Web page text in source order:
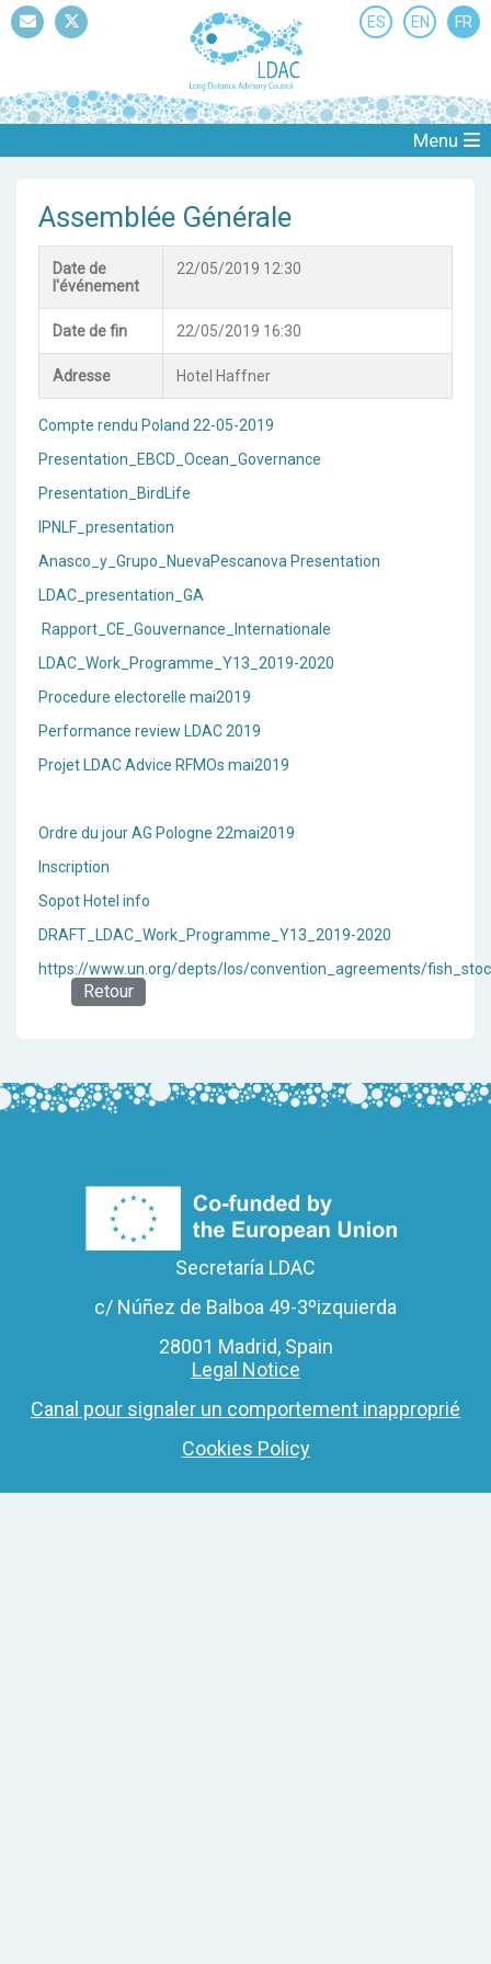
ES EN FR
Menu
Assemblée Générale
Compte rendu Poland 22-05-2019
Presentation_EBCD_Ocean_Governance
Presentation_BirdLife
IPNLF_presentation
Anasco_y_Grupo_NuevaPescanova Presentation
LDAC_presentation_GA
Rapport_CE_Gouvernance_Internationale
LDAC_Work_Programme_Y13_2019-2020
Procedure electorelle mai2019
Performance review LDAC 2019
Projet LDAC Advice RFMOs mai2019
Ordre du jour AG Pologne 22mai2019
Inscription
Sopot Hotel info
DRAFT_LDAC_Work_Programme_Y13_2019-2020
https://www.un.org/depts/los/convention_agreements/
Date de
l'événement
22/05/2019 12:30
Date de fin 22/05/2019 16:30
Adresse Hotel Haffner
Retour
Secretaría LDAC
c/ Núñez de Balboa 49-3ºizquierda
28001 Madrid, Spain
Legal Notice
Canal pour signaler un comportement inapproprié
Cookies Policy